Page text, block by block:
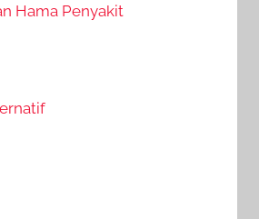
Hama Penyakit